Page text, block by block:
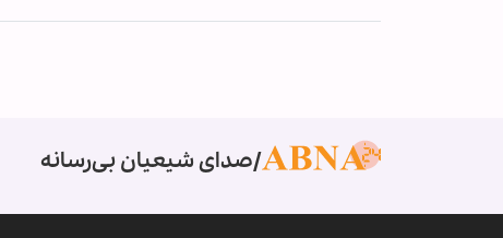
صدای شیعیان بی‌رسانه